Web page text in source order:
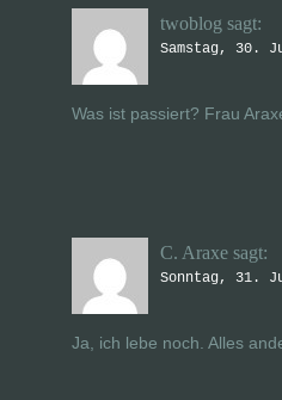
twoblog sagt:
Samstag, 30.
Was ist passiert? Frau
C. Araxe sagt:
Sonntag, 31.
Ja, ich lebe noch. Alles